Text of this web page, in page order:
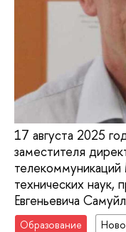
17 августа 2025
заместителя
технических наук,
Евгеньевича
Образование